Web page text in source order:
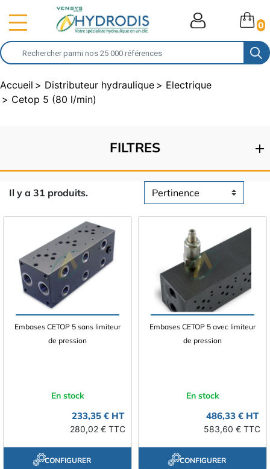
0
Accueil Distributeur hydraulique
Electrique
Cetop 5 (80 l/min)
FILTRES
Il y a 31 produits.
Embases CETOP 5 sans limiteur
de pression
En stock
233,35 € HT
280,02 € TTC
CONFIGURER
Embases CETOP 5 avec limiteur
de pression
En stock
486,33 € HT
583,60 € TTC
CONFIGURER